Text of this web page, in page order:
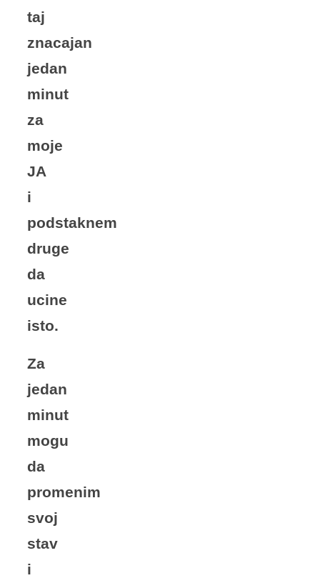
taj
znacajan
jedan
minut
za
moje
JA
i
podstaknem
druge
da
ucine
isto.
Za
jedan
minut
mogu
da
promenim
svoj
stav
i